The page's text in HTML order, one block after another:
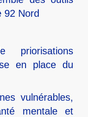
92 Nord​
en place du
vulnérables,
mentale et